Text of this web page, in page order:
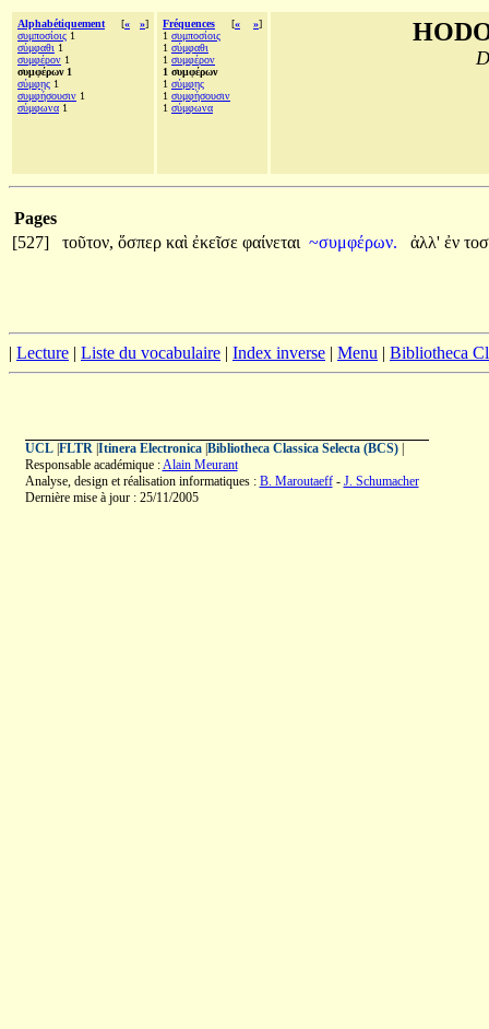
Alphabétiquement [« »]
συμποσίοις 1
σύμφαθι 1
συμφέρον 1
συμφέρων 1
σύμφῃς 1
συμφήσουσιν 1
σύμφωνα 1
Fréquences [« »]
1 συμποσίοις
1 σύμφαθι
1 συμφέρον
1 συμφέρων
1 σύμφῃς
1 συμφήσουσιν
1 σύμφωνα
Pages
[527]
τοῦτον, ὅσπερ καὶ ἐκεῖσε φαίνεται ~συμφέρων. ἀλλ' ἐν
| Lecture | Liste du vocabulaire | Index inverse | Menu | Bibliotheca
UCL| FLTR| Itinera Electronica| Bibliotheca Classica Selecta (BCS)|
Responsable académique :Alain Meurant
Analyse, design et réalisation informatiques : B. Maroutaeff- J. Schumacher
Dernière mise à jour : 25/11/2005